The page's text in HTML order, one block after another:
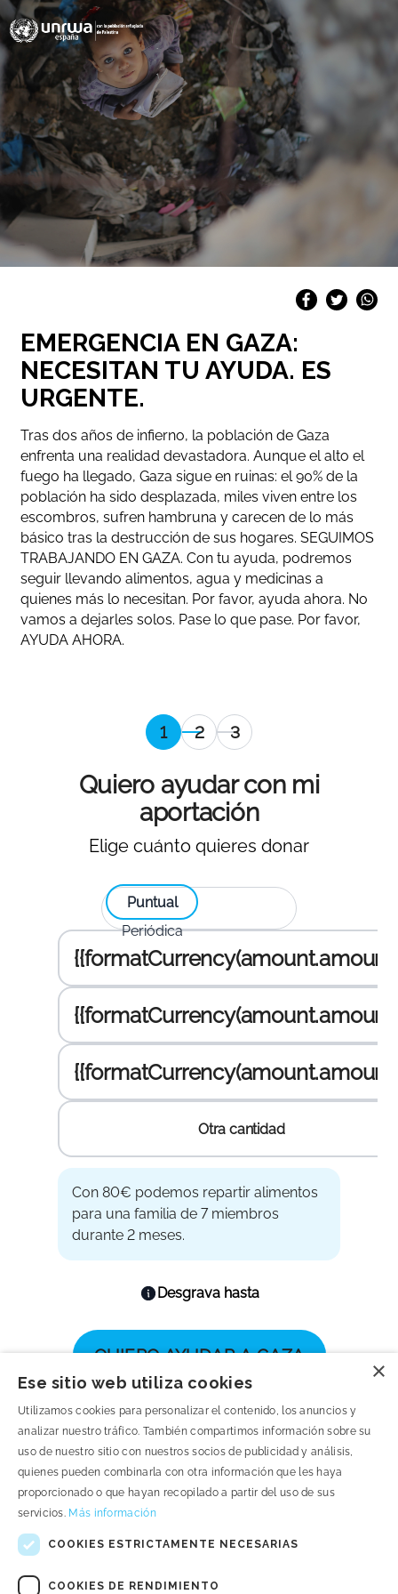
EMERGENCIA EN GAZA:
NECESITAN TU AYUDA. ES
URGENTE.
Tras dos años de infierno, la población de Gaza
enfrenta una realidad devastadora. Aunque el alto el
fuego ha llegado, Gaza sigue en ruinas: el 90% de la
población ha sido desplazada, miles viven entre los
escombros, sufren hambruna y carecen de lo más
básico tras la destrucción de sus hogares. SEGUIMOS
TRABAJANDO EN GAZA. Con tu ayuda, podremos
seguir llevando alimentos, agua y medicinas a
quienes más lo necesitan. Por favor, ayuda ahora. No
vamos a dejarles solos. Pase lo que pase. Por favor,
AYUDA AHORA.
×
Ese sitio web utiliza cookies
Utilizamos cookies para personalizar el contenido, los anuncios y
analizar nuestro tráfico. También compartimos información sobre su
uso de nuestro sitio con nuestros socios de publicidad y análisis,
quienes pueden combinarla con otra información que les haya
proporcionado o que hayan recopilado a partir del uso de sus
servicios. Más información
COOKIES ESTRICTAMENTE NECESARIAS
COOKIES DE RENDIMIENTO